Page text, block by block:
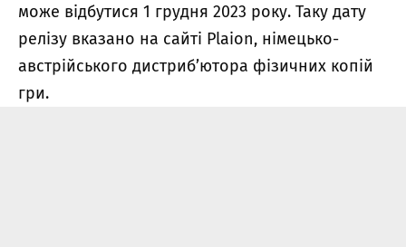
може відбутися 1 грудня 2023 року. Таку дату
релізу вказано на сайті Plaion, німецько-
австрійського дистриб’ютора фізичних копій
гри.